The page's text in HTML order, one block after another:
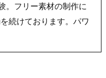
。フリー素材の制作に
続けております。パワ